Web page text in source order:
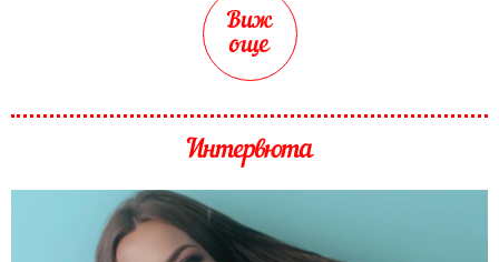
Виж
още
Интервюта